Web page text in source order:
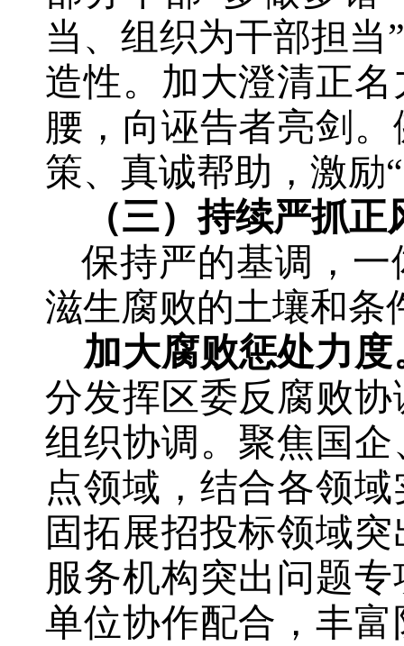
当、组织为干部担当”
造性。加大澄清正
腰，向诬告者亮剑
策、真诚帮助，激励
（三）持续严抓正
保持严的基调，
滋生腐败的土壤和条
加大腐败惩处力度
分发挥区委反腐败
组织协调。聚焦国企
点领域，结合各领
固拓展招投标领域
服务机构突出问题
单位协作配合，丰富